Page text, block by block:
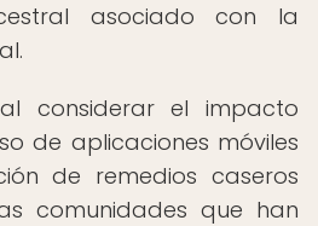
asociado con la
considerar el impacto
de aplicaciones móviles
de remedios caseros
comunidades que han